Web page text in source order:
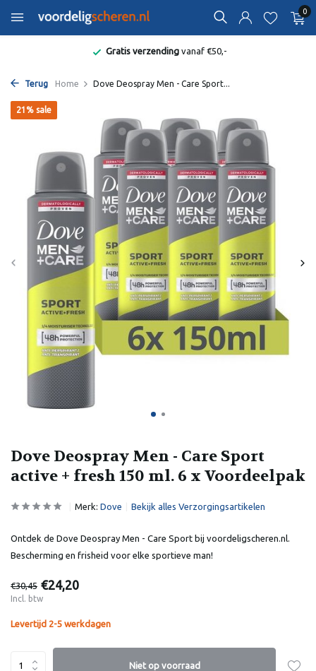
0
Gratis verzendingvanaf €50,-
Terug Home Dove Deospray Men - Care Sport...
Dove Deospray Men - Care Sport
active + fresh 150 ml. 6 x Voordeelpak
21% sale
Merk: Dove Bekijk alles Verzorgingsartikelen
Ontdek de Dove Deospray Men - Care Sport bij voordeligscheren.nl.
Bescherming en frisheid voor elke sportieve man!
€30,45 €24,20
Incl. btw
Levertijd 2-5 werkdagen
Niet op voorraad